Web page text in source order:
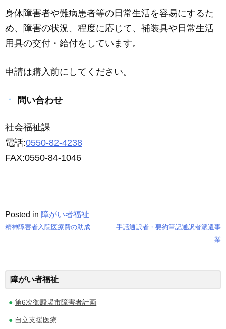
c
e
b
o
k
ail ss
e
n
g
e
身体障害者や難病患者等の日常生活を容易にするた
め、障害の状況、程度に応じて、補装具や日常生活
用具の交付・給付をしています。
申請は購入前にしてください。
問い合わせ
社会福祉課
電話:0550-82-4238
FAX:0550-84-1046
Posted in 障がい者福祉
ナ
精神障害者入院医療費の助成
手話通訳者・要約筆記通訳者派遣事
業
障がい者福祉
第6次御殿場市障害者計画
自立支援医療